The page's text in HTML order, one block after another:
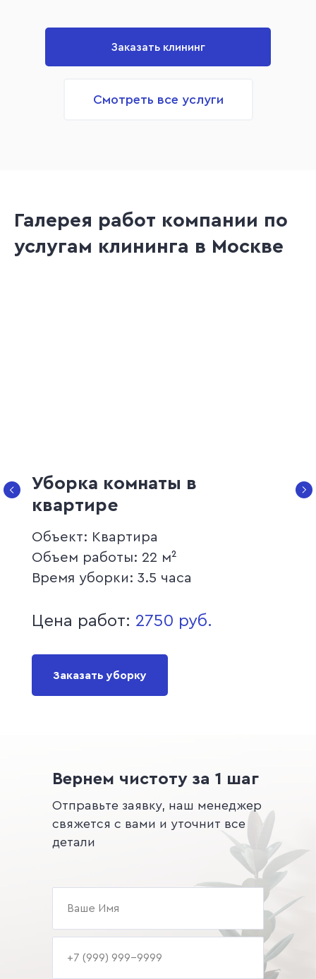
Заказать клининг
Смотреть все услуги
Галерея работ компании по
услугам клининга в Москве
Уборка комнаты в
квартире
Объект: Квартира
Объем работы: 22 м²
Время уборки: 3.5 часа
Цена работ: 2750 руб.
Заказать уборку
Вернем чистоту за 1 шаг
Отправьте заявку, наш менеджер
свяжется с вами и уточнит все
детали